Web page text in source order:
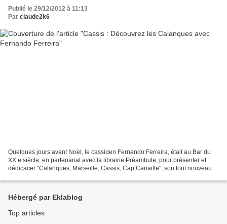
Publié le 29/12/2012 à 11:13
Par claude2k6
Quelques jours avant Noël, le cassiden Fernando Ferreira, était au Bar du
XX e siècle, en partenariat avec la librairie Préambule, pour présenter et
dédicacer "Calanques, Marseille, Cassis, Cap Canaille", son tout nouveau
Hébergé par Eklablog
Top articles